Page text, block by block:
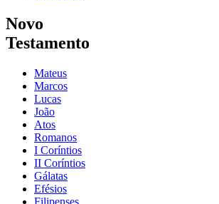
Novo
Testamento
Mateus
Marcos
Lucas
João
Atos
Romanos
I Coríntios
II Coríntios
Gálatas
Efésios
Filipenses